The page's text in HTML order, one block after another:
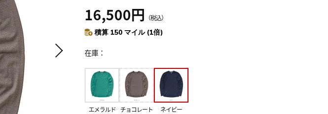
16,500円 （税込）
積算 150 マイル (1倍)
在庫
エメラルド チョコレート ネイビー